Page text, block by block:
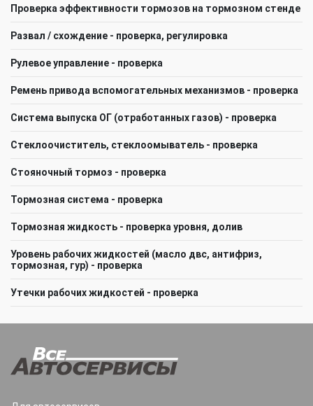
Проверка эффективности тормозов на тормозном стенде
Развал / схождение - проверка, регулировка
Рулевое управление - проверка
Ремень привода вспомогательных механизмов - проверка
Система выпуска ОГ (отработанных газов) - проверка
Стеклоочиститель, стеклоомыватель - проверка
Стояночный тормоз - проверка
Тормозная система - проверка
Тормозная жидкость - проверка уровня, долив
Уровень рабочих жидкостей (масло двс, антифриз,
тормозная, гур) - проверка
Утечки рабочих жидкостей - проверка